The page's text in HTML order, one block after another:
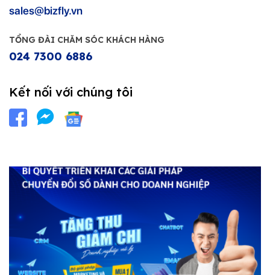
sales@bizfly.vn
TỔNG ĐÀI CHĂM SÓC KHÁCH HÀNG
024 7300 6886
Kết nối với chúng tôi